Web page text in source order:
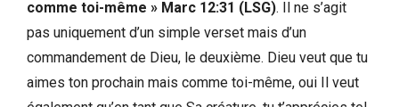
comme toi-même » Marc 12:31 (LSG). Il ne s’agit
pas uniquement d’un simple verset mais d’un
commandement de Dieu, le deuxième. Dieu veut que tu
aimes ton prochain mais comme toi-même, oui Il veut